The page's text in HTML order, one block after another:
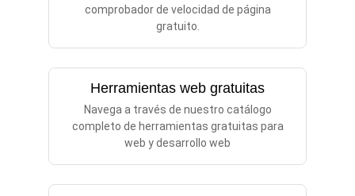
comprobador de velocidad de página
gratuito.
Herramientas web gratuitas
Navega a través de nuestro catálogo
completo de herramientas gratuitas para
web y desarrollo web